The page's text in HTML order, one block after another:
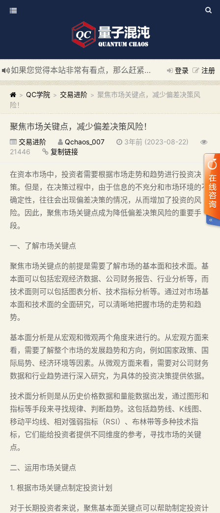
登录 注册
如果您觉得本站非常有看点，那么赶紧使用Ctrl+D 收藏我们吧
新添加量子混沌系统板块，欢迎大家访问！
---“量子混沌系
> QC学院 > 交易进阶 > 聚焦市场关键点，减少偏差决策风
险！
聚焦市场关键点，减少偏差决策风险！
交易进阶 Qchaos_007
3年前 (2023-08-22)
21446
复制链接
在资本市场中，投资者需要根据市场走势和趋势进行投资决
策。但是，在决策过程中，由于信息的不充分和市场环境的不
确定性，往往会出现偏差决策的情况，从而增加了投资的风
险。因此，聚焦市场关键点成为降低偏差决策风险的重要手
段。
一、了解市场关键点
聚焦市场关键点的前提是需要了解市场的基本面和技术面。基
本面可以包括宏观经济数据、公司财务报告、行业分析等，而
技术面则可以包括图表分析、技术指标分析等。通过对市场基
本面和技术面的全面研究，可以清晰地把握市场的走势和趋
势。
基本面分析是从宏观和微观两个角度来进行的。从宏观方面来
看，需要了解整个市场的发展趋势和方向，例如国家政策、国
际局势、经济环境等因素。从微观方面来看，需要对公司财务
数据和行业趋势进行深入研究，为具体的投资决策提供依据。
技术面分析则是从历史价格数据和量能数据出发，通过图形和
指标等手段来寻找规律、判断趋势。这包括趋势线、K线图、
移动平均线、相对强弱指标（RSI）、布林带等多种技术指
标，它们能给投资者提供不同维度的参考，寻找市场的关键
点。
二、运用市场关键点
1. 根据市场关键点制定投资计划
对于长期投资者来说，聚焦基本面关键点可以帮助制定投资计